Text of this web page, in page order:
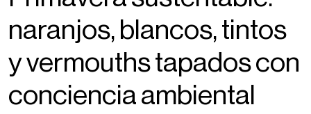
Empleo
Documentos
Noticias y eventos
FAQ
naranjos, blancos, tintos
y vermouths tapados con
conciencia ambiental